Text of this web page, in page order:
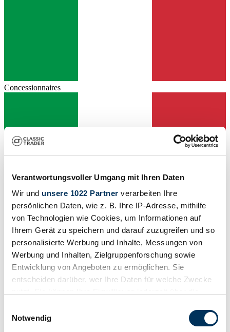
Verantwortungsvoller Umgang mit Ihren Daten
Wir und unsere 1022 Partner verarbeiten Ihre
persönlichen Daten, wie z. B. Ihre IP-Adresse, mithilfe
von Technologien wie Cookies, um Informationen auf
Ihrem Gerät zu speichern und darauf zuzugreifen und so
personalisierte Werbung und Inhalte, Messungen von
Werbung und Inhalten, Zielgruppenforschung sowie
Entwicklung von Angeboten zu ermöglichen. Sie
entscheiden darüber, wer Ihre Daten für welche Zwecke
Trigger Symbol ändern oder widerrufen
Notwendig
Concessionnaires
Concessionnaires
Cette annonce a expiré